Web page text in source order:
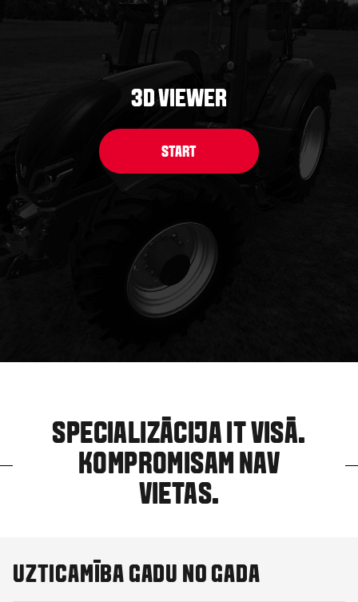
SPECIALIZĀCIJA IT VISĀ.
KOMPROMISAM NAV
VIETAS.
UZTICAMĪBA GADU NO GADA